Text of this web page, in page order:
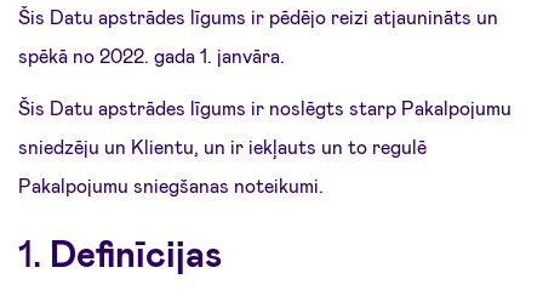
Šis Datu apstrādes līgums ir pēdējo reizi atjaunināts un
spēkā no 2022. gada 1. janvāra.
Šis Datu apstrādes līgums ir noslēgts starp Pakalpojumu
sniedzēju un Klientu, un ir iekļauts un to regulē
Pakalpojumu sniegšanas noteikumi.
1. Definīcijas